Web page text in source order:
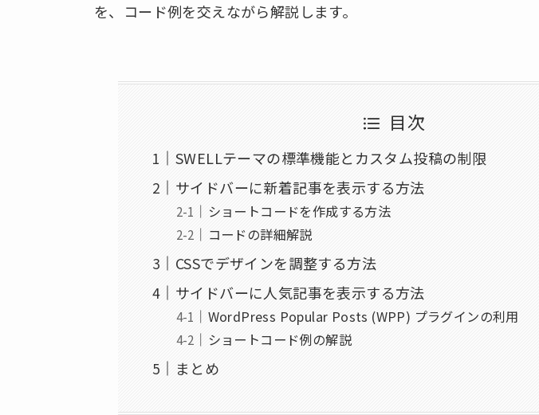
を、コード例を交えながら解説します。
目次
SWELLテーマの標準機能とカスタム投稿の制限
サイドバーに新着記事を表示する方法
ショートコードを作成する方法
コードの詳細解説
CSSでデザインを調整する方法
サイドバーに人気記事を表示する方法
WordPress Popular Posts (WPP) プラグインの利用
ショートコード例の解説
まとめ